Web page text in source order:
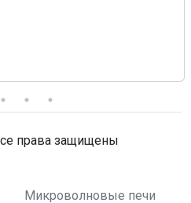
права защищены
Микроволновые печи